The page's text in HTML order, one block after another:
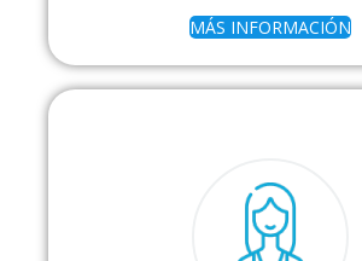
MÁS INFORMACIÓN